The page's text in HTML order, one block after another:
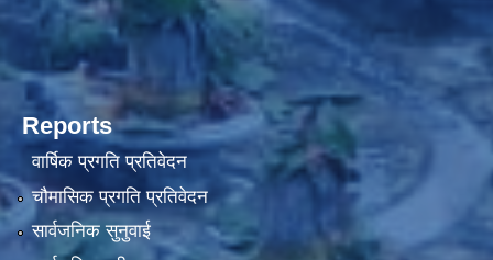
Reports
वार्षिक प्रगति प्रतिवेदन
चौमासिक प्रगति प्रतिवेदन
सार्वजनिक सुनुवाई